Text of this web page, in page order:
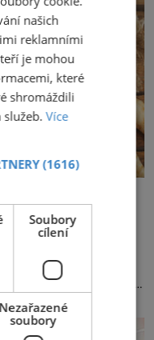
látek, a
V petrželi
provitamin A, vitamin
ho má nať,
v kořeni je také,
listovou. Ale
našich
reklamními
je mohou
které
shromáždili
služeb.Více
(1616)
Soubory
cílení
Nezařazené
soubory